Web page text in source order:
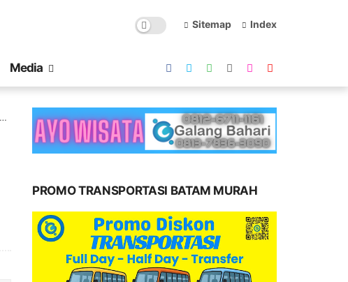
Sitemap Index
Media
PROMO TRANSPORTASI BATAM MURAH